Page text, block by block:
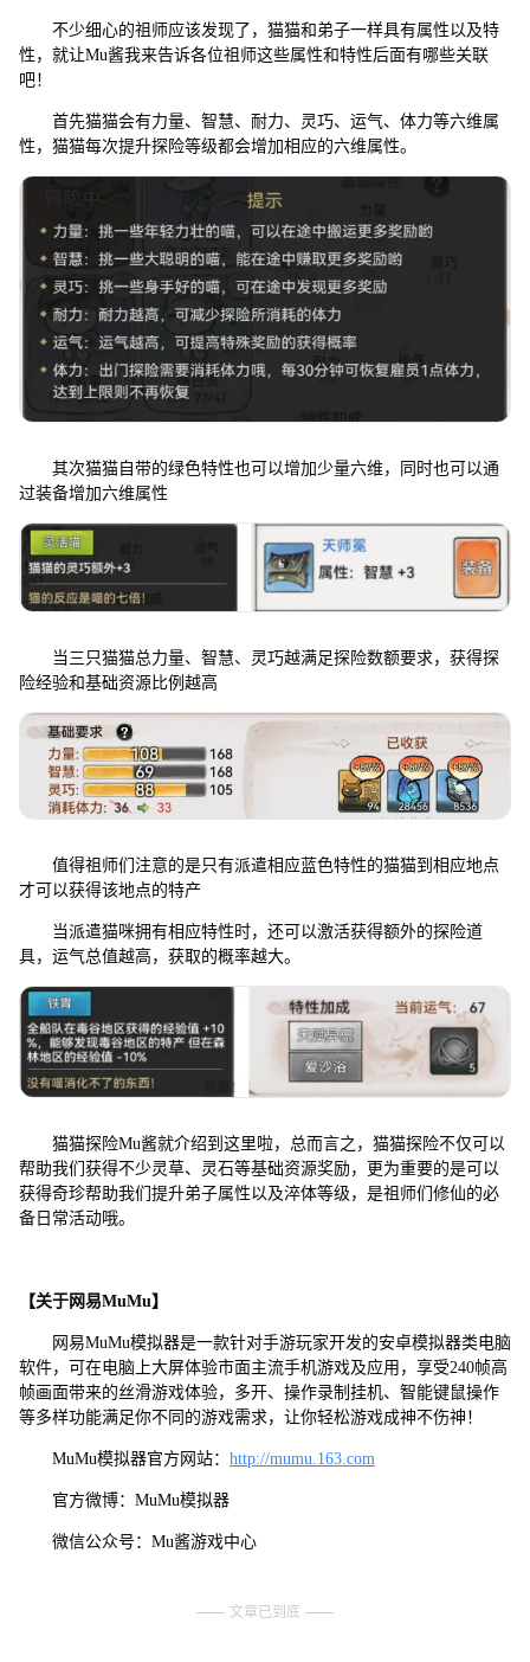
不少细心的祖师应该发现了，猫猫和弟子一样具有属性以及特
性，就让Mu酱我来告诉各位祖师这些属性和特性后面有哪些关联
吧！
首先猫猫会有力量、智慧、耐力、灵巧、运气、体力等六维属
性，猫猫每次提升探险等级都会增加相应的六维属性。
其次猫猫自带的绿色特性也可以增加少量六维，同时也可以通
过装备增加六维属性
当三只猫猫总力量、智慧、灵巧越满足探险数额要求，获得探
险经验和基础资源比例越高
值得祖师们注意的是只有派遣相应蓝色特性的猫猫到相应地点
才可以获得该地点的特产
当派遣猫咪拥有相应特性时，还可以激活获得额外的探险道
具，运气总值越高，获取的概率越大。
猫猫探险Mu酱就介绍到这里啦，总而言之，猫猫探险不仅可以
帮助我们获得不少灵草、灵石等基础资源奖励，更为重要的是可以
获得奇珍帮助我们提升弟子属性以及淬体等级，是祖师们修仙的必
备日常活动哦。
【关于网易MuMu】
网易MuMu模拟器是一款针对手游玩家开发的安卓模拟器类电脑
软件，可在电脑上大屏体验市面主流手机游戏及应用，享受240帧高
帧画面带来的丝滑游戏体验，多开、操作录制挂机、智能键鼠操作
等多样功能满足你不同的游戏需求，让你轻松游戏成神不伤神！
MuMu模拟器官方网站： http://mumu.163.com
官方微博：MuMu模拟器
微信公众号：Mu酱游戏中心
文章已到底